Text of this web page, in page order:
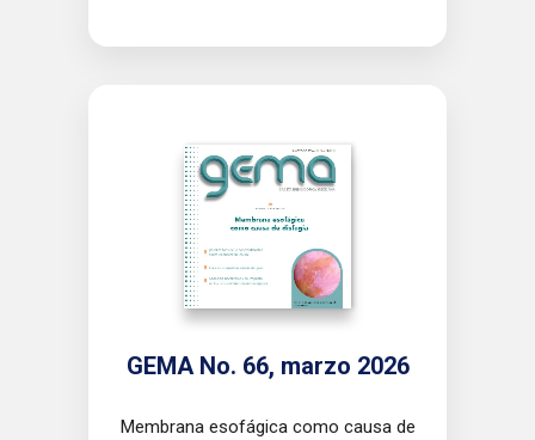
GEMA No. 66, marzo 2026
Membrana esofágica como causa de